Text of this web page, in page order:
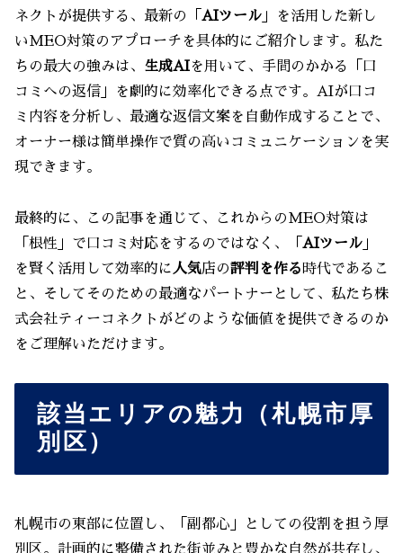
ネクトが提供する、最新の「 AIツール 」を活用した新し
いMEO対策のアプローチを具体的にご紹介します。私た
ちの最大の強みは、 生成AIを用いて、手間のかかる「口
コミへの返信」を劇的に効率化できる点です。AIが口コ
ミ内容を分析し、最適な返信文案を自動作成することで、
オーナー様は簡単操作で質の高いコミュニケーションを実
現できます。
最終的に、この記事を通じて、これからのMEO対策は
「根性」で口コミ対応をするのではなく、「 AIツール 」
を賢く活用して効率的に 人気店の評判を作る 時代であるこ
と、そしてそのための最適なパートナーとして、私たち株
式会社ティーコネクトがどのような価値を提供できるのか
をご理解いただけます。
該当エリアの魅力（札幌市厚
別区）
札幌市の東部に位置し、「副都心」としての役割を担う厚
別区。計画的に整備された街並みと豊かな自然が共存し、